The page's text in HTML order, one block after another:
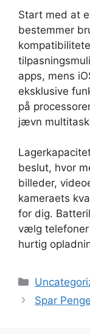
Start med at
bestemmer
apps, mens
eksklusive
på
jævn
beslut, hvor
billeder,
kameraets
for dig.
vælg
hurtig
Kategorier
Spar